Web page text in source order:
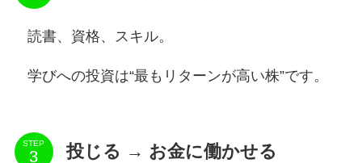
読書、資格、スキル。
学びへの投資は“最もリターンが高い株”です。
STEP 投じる → お金に働かせる